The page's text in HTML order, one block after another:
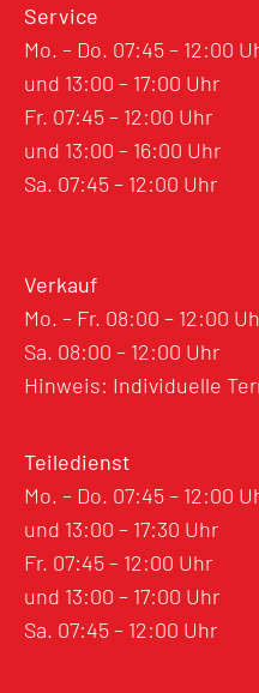
Service
Mo. – Do. 07:45 – 12:00
und 13:00 – 17:00 Uhr
Fr. 07:45 – 12:00 Uhr
und 13:00 – 16:00 Uhr
Sa. 07:45 – 12:00 Uhr
Verkauf
Mo. – Fr. 08:00 – 12:00
Sa. 08:00 – 12:00 Uhr
Hinweis: Individuelle
Teiledienst
Mo. – Do. 07:45 – 12:00
und 13:00 – 17:30 Uhr
Fr. 07:45 – 12:00 Uhr
und 13:00 – 17:00 Uhr
Sa. 07:45 – 12:00 Uhr